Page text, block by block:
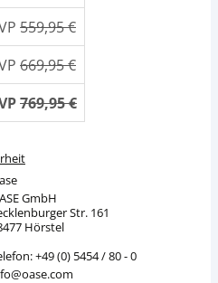
559,95 €
669,95 €
769,95 €
GmbH
Str. 161
Hörstel
+49 (0) 5454 / 80 - 0